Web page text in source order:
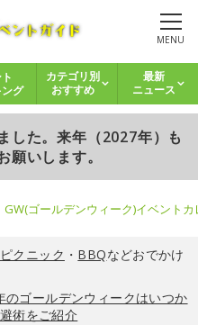
MENU
グ
カテゴリ別
おすすめ
最新
ニュース
した。来年（2027年）も
願いします。
GW(ゴールデンウィーク)イベント
ピクニック ・ BBQなどおでかけ
のゴールデンウィークはいつか
術をご紹介